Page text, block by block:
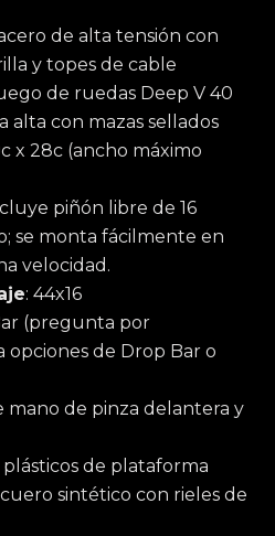
de alta tensión con
y topes de cable
de ruedas Deep V 40
alta con mazas sellados
x 28c (ancho máximo
piñón libre de 16
se monta fácilmente en
velocidad.
: 44x16
(pregunta por
opciones de Drop Bar o
mano de pinza delantera y
plásticos de plataforma
sintético con rieles de